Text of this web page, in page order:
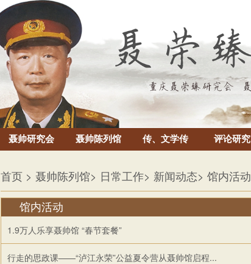
聂帅研究会 聂帅陈列馆 传、文学传 评论研究
首页 > 聂帅陈列馆> 日常工作> 新闻动态> 馆内活动
馆内活动
1.9万人乐享聂帅馆 “春节套餐”
行走的思政课——“泸江永荣”公益夏令营从聂帅馆启程...